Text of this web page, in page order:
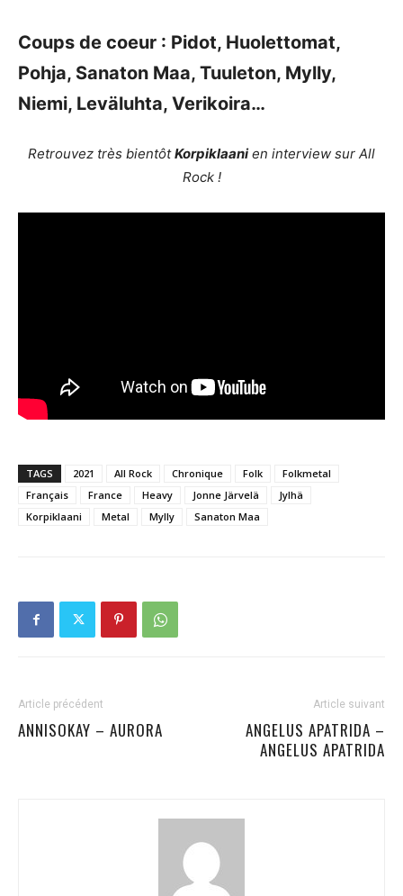
Coups de coeur : Pidot, Huolettomat,
Pohja, Sanaton Maa, Tuuleton, Mylly,
Niemi, Leväluhta, Verikoira…
Retrouvez très bientôtKorpiklaanien interview sur All
Rock !
TAGS 2021 All Rock Chronique Folk
Folkmetal
Français
France Heavy Jonne Järvelä
Jylhä
Korpiklaani
Metal Mylly Sanaton Maa
Article précédent
ANNISOKAY – AURORA
Article suivant
ANGELUS APATRIDA –
ANGELUS APATRIDA